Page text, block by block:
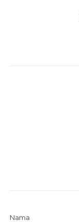
Nama